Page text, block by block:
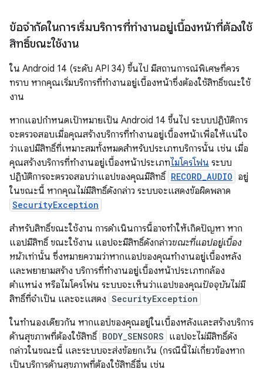
ข้อจำกัดในการเริ่มบริการที่ทำงานอยู่เบื้องหน้าที่ต้องใช้
สิทธิ์ขณะใช้งาน
ใน Android 14 (ระดับ API 34) ขึ้นไป มีสถานการณ์พิเศษที่ควร
ทราบ หากคุณเริ่มบริการที่ทำงานอยู่เบื้องหน้าซึ่งต้องใช้สิทธิ์ขณะใช้
งาน
หากแอปกำหนดเป้าหมายเป็น Android 14 ขึ้นไป ระบบปฏิบัติการ
จะตรวจสอบเมื่อคุณสร้างบริการที่ทำงานอยู่เบื้องหน้าเพื่อให้แน่ใจ
ว่าแอปมีสิทธิ์ที่เหมาะสมทั้งหมดสำหรับประเภทบริการนั้น เช่น เมื่อ
คุณสร้างบริการที่ทำงานอยู่เบื้องหน้าประเภทไมโครโฟน ระบบ
ปฏิบัติการจะตรวจสอบว่าแอปของคุณมีสิทธิ์ RECORD_AUDIO อยู่
ในขณะนี้ หากคุณไม่มีสิทธิ์ดังกล่าว ระบบจะแสดงข้อผิดพลาด
SecurityException
สำหรับสิทธิ์ขณะใช้งาน การดำเนินการนี้อาจทำให้เกิดปัญหา หาก
แอปมีสิทธิ์ ขณะใช้งาน แอปจะมีสิทธิ์ดังกล่าวขณะที่แอปอยู่เบื้อง
หน้าเท่านั้น ซึ่งหมายความว่าหากแอปของคุณทำงานอยู่เบื้องหลัง
และพยายามสร้าง บริการที่ทำงานอยู่เบื้องหน้าประเภทกล้อง
ตำแหน่ง หรือไมโครโฟน ระบบจะเห็นว่าแอปของคุณปัจจุบันไม่มี
สิทธิ์ที่จำเป็น และจะแสดง SecurityException
ในทำนองเดียวกัน หากแอปของคุณอยู่ในเบื้องหลังและสร้างบริการ
ด้านสุขภาพที่ต้องใช้สิทธิ์ BODY_SENSORS แอปจะไม่มีสิทธิ์ดัง
กล่าวในขณะนี้ และระบบจะส่งข้อยกเว้น (กรณีนี้ไม่เกี่ยวข้องหาก
เป็นบริการด้านสุขภาพที่ต้องใช้สิทธิ์อื่น เช่น